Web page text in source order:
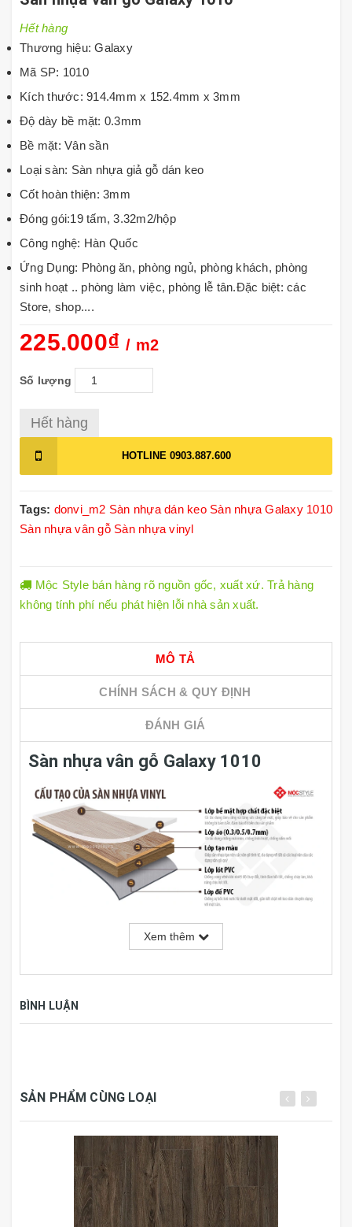
Hết hàng
Thương hiệu: Galaxy
Mã SP: 1010
Kích thước: 914.4mm x 152.4mm x 3mm
Độ dày bề mặt: 0.3mm
Bề mặt: Vân sần
Loại sàn: Sàn nhựa giả gỗ dán keo
Cốt hoàn thiện: 3mm
Đóng gói:19 tấm, 3.32m2/hộp
Công nghệ: Hàn Quốc
Ứng Dụng: Phòng ăn, phòng ngủ, phòng khách, phòng
sinh hoạt .. phòng làm việc, phòng lễ tân.Đặc biệt: các
Store, shop....
225.000₫/ m2
Số lượng
Hết hàng
HOTLINE 0903.887.600
Tags: donvi_m2 Sàn nhựa dán keo Sàn nhựa Galaxy 1010
Sàn nhựa vân gỗ Sàn nhựa vinyl
Mộc Style bán hàng rõ nguồn gốc, xuất xứ. Trả hàng
không tính phí nếu phát hiện lỗi nhà sản xuất.
MÔ TẢ
CHÍNH SÁCH & QUY ĐỊNH
ĐÁNH GIÁ
Sàn nhựa vân gỗ Galaxy 1010
Việt Nam
Galaxy Vinyl: Liên doanh sản xuất công nghệ hàn quốc
Xem thêm
BÌNH LUẬN
SẢN PHẨM CÙNG LOẠI